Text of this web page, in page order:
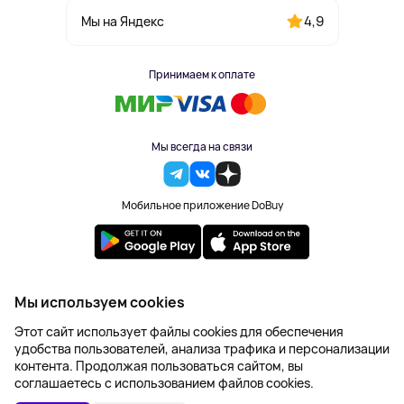
Мы на Яндекс 4,9
Принимаем к оплате
Мы всегда на связи
Мобильное приложение DoBuy
2023-2026 © DoBuy. Все права защищены
Правила обработки персональных данных
Пользовательское соглашение
Оферта
Создание сайта – NetLab
Мы используем cookies
Этот сайт использует файлы cookies для обеспечения
удобства пользователей, анализа трафика и персонализации
контента. Продолжая пользоваться сайтом, вы
соглашаетесь с использованием файлов cookies.